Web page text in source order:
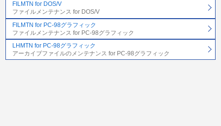
FILMTN for DOS/V
ファイルメンテナンス for DOS/V
FILMTN for PC-98グラフィック
ファイルメンテナンス for PC-98グラフィック
LHMTN for PC-98グラフィック
アーカイブファイルのメンテナンス for PC-98グラフィック